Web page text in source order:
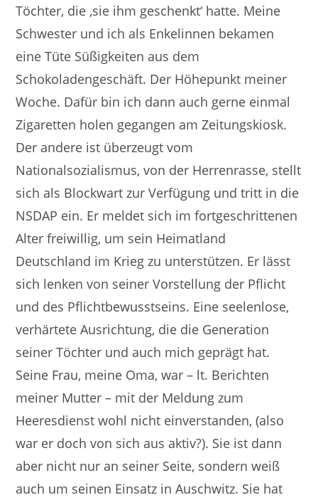
Töchter, die ‚sie ihm geschenkt‘ hatte. Meine
Schwester und ich als Enkelinnen bekamen
eine Tüte Süßigkeiten aus dem
Schokoladengeschäft. Der Höhepunkt meiner
Woche. Dafür bin ich dann auch gerne einmal
Zigaretten holen gegangen am Zeitungskiosk.
Der andere ist überzeugt vom
Nationalsozialismus, von der Herrenrasse, stellt
sich als Blockwart zur Verfügung und tritt in die
NSDAP ein. Er meldet sich im fortgeschrittenen
Alter freiwillig, um sein Heimatland
Deutschland im Krieg zu unterstützen. Er lässt
sich lenken von seiner Vorstellung der Pflicht
und des Pflichtbewusstseins. Eine seelenlose,
verhärtete Ausrichtung, die die Generation
seiner Töchter und auch mich geprägt hat.
Seine Frau, meine Oma, war – lt. Berichten
meiner Mutter – mit der Meldung zum
Heeresdienst wohl nicht einverstanden, (also
war er doch von sich aus aktiv?). Sie ist dann
aber nicht nur an seiner Seite, sondern weiß
auch um seinen Einsatz in Auschwitz. Sie hat